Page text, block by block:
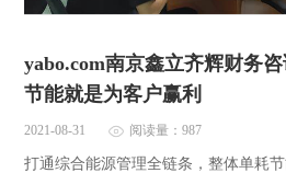
yabo.com南京鑫立齐辉财务
节能就是为客户赢利
2021-08-31 阅读量：987
打通综合能源管理全链条，整体单耗